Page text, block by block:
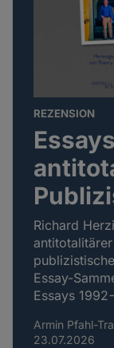
REZENSION
Richard
Essay-
Essays
Armin Pfahl-
23.07.2026